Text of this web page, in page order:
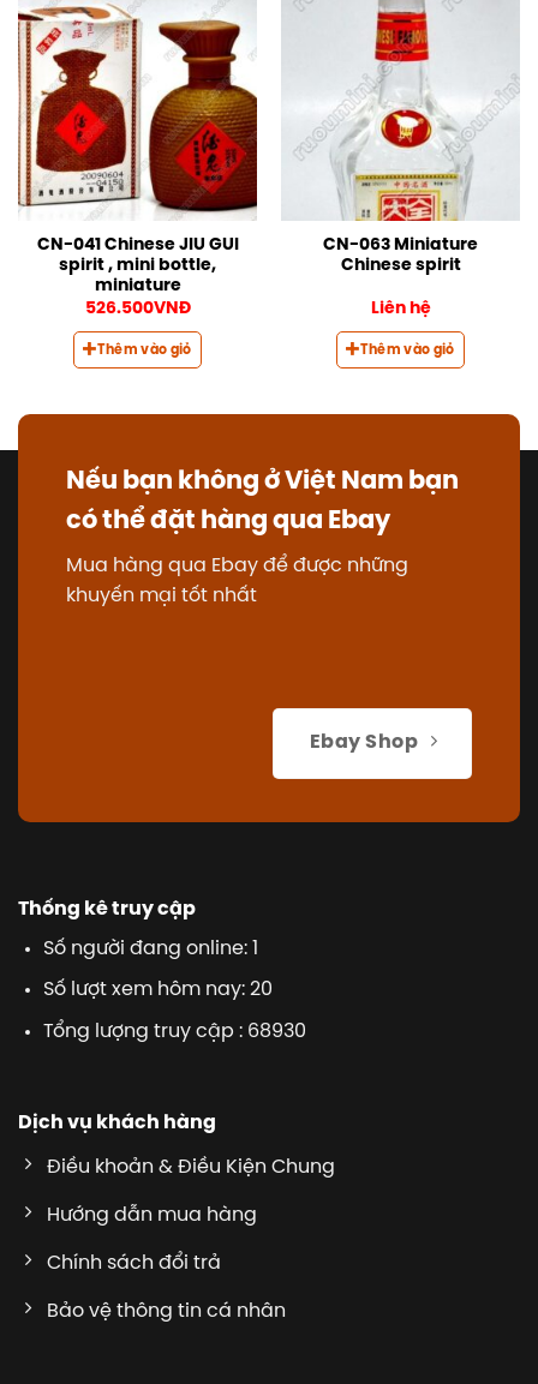
CN-041 Chinese JIU GUI
spirit , mini bottle,
miniature
526.500VNĐ
Thêm vào giỏ
CN-063 Miniature
Chinese spirit
Liên hệ
Thêm vào giỏ
Nếu bạn không ở Việt Nam bạn
có thể đặt hàng qua Ebay
Mua hàng qua Ebay để được những
khuyến mại tốt nhất
Ebay Shop
Thống kê truy cập
Số người đang online: 1
Số lượt xem hôm nay: 20
Tổng lượng truy cập : 68930
Dịch vụ khách hàng
Điều khoản & Điều Kiện Chung
Hướng dẫn mua hàng
Chính sách đổi trả
Bảo vệ thông tin cá nhân